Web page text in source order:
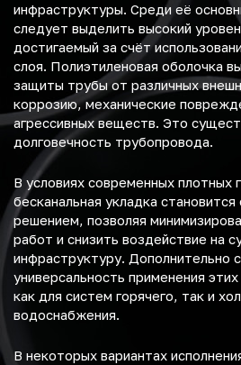
инфраструктуры. Среди её
следует выделить высокий
достигаемый за счёт
слоя. Полиэтиленовая оболочка
защиты трубы от различных
коррозию, механические
агрессивных веществ. Это
долговечность трубопровода.
В условиях современных плотных
бесканальная укладка
решением, позволяя
работ и снизить воздействие на
инфраструктуру. Дополнительно
универсальность применения
как для систем горячего, так и
водоснабжения.
В некоторых вариантах